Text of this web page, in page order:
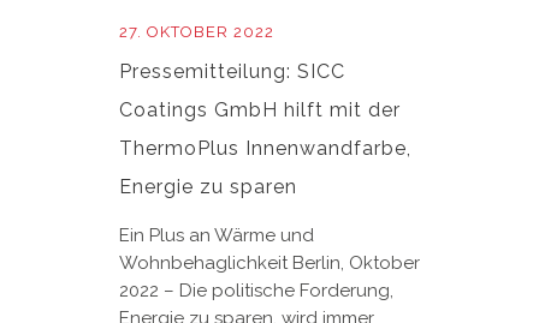
27. OKTOBER 2022
Pressemitteilung: SICC
Coatings GmbH hilft mit der
ThermoPlus Innenwandfarbe,
Energie zu sparen
Ein Plus an Wärme und
Wohnbehaglichkeit Berlin, Oktober
2022 – Die politische Forderung,
Energie zu sparen, wird immer